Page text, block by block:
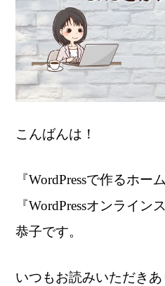
こんばんは！
『WordPressで作るホー
『WordPressオンライ
恭子です。
いつもお読みいただきあ